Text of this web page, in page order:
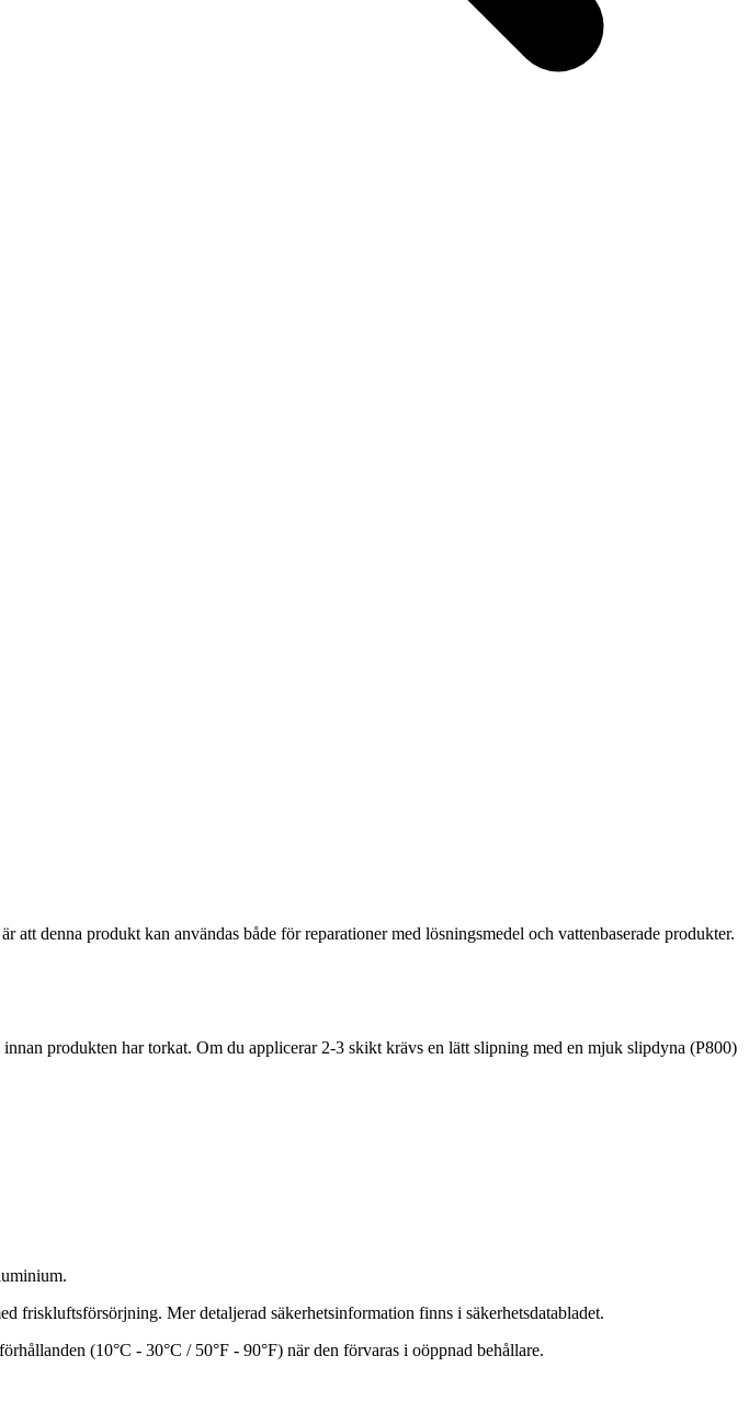
denna produkt kan användas både för reparationer med lösningsmedel och vattenbaserade produkter.
produkten har torkat. Om du applicerar 2-3 skikt krävs en lätt slipning med en mjuk slipdyna (P800)
friskluftsförsörjning. Mer detaljerad säkerhetsinformation finns i säkerhetsdatabladet.
(10°C - 30°C / 50°F - 90°F) när den förvaras i oöppnad behållare.